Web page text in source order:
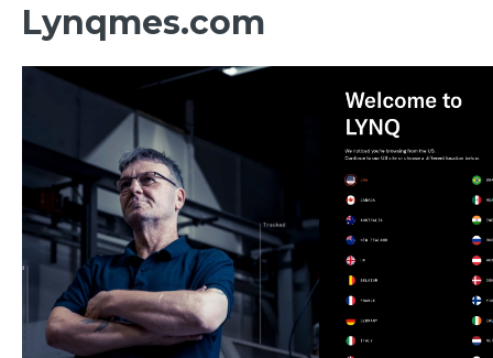
Lynqmes.com